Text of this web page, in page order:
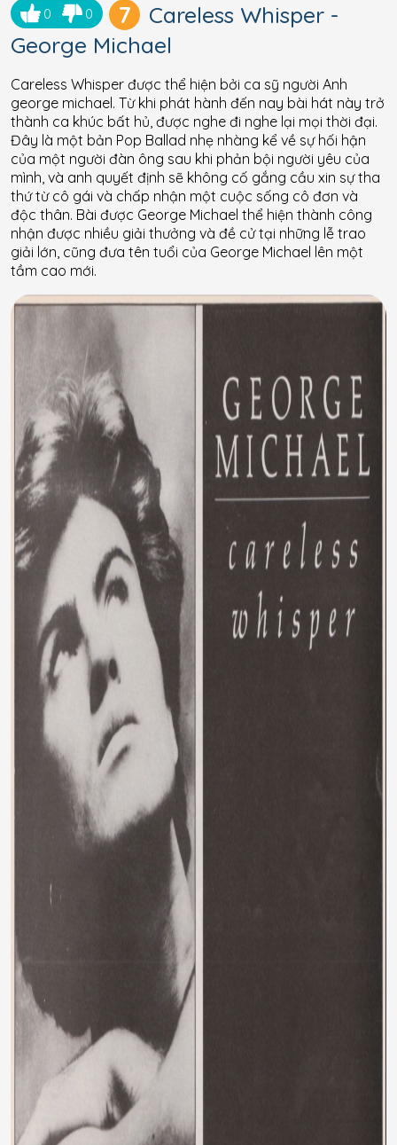
0 0 7
Careless Whisper -
George Michael
Careless Whisper được thể hiện bởi ca sỹ người Anh
george michael. Từ khi phát hành đến nay bài hát này trở
thành ca khúc bất hủ, được nghe đi nghe lại mọi thời đại.
Đây là một bản Pop Ballad nhẹ nhàng kể về sự hối hận
của một người đàn ông sau khi phản bội người yêu của
mình, và anh quyết định sẽ không cố gắng cầu xin sự tha
thứ từ cô gái và chấp nhận một cuộc sống cô đơn và
độc thân. Bài được George Michael thể hiện thành công
nhận được nhiều giải thưởng và đề cử tại những lễ trao
giải lớn, cũng đưa tên tuổi của George Michael lên một
tầm cao mới.